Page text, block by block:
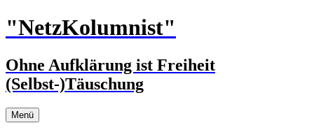
Zum
Inhalt
"NetzKolumnist"
Ohne Aufklärung ist Freiheit
(Selbst-)Täuschung
Menü